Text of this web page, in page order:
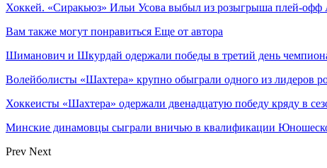
Хоккей. «Сиракьюз» Ильи Усова выбыл из розыгрыша плей-
Вам также могут понравиться Еще от автора
Шиманович и Шкурдай одержали победы в третий день
Волейболисты «Шахтера» крупно обыграли одного из лидеров
Хоккеисты «Шахтера» одержали двенадцатую победу кряду в
Минские динамовцы сыграли вничью в квалификации
Prev Next